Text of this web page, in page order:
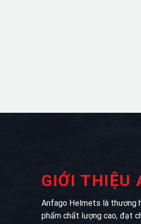
GIỚI THIỆU
Anfago Helmets là thương
phẩm chất lượng cao, đạt